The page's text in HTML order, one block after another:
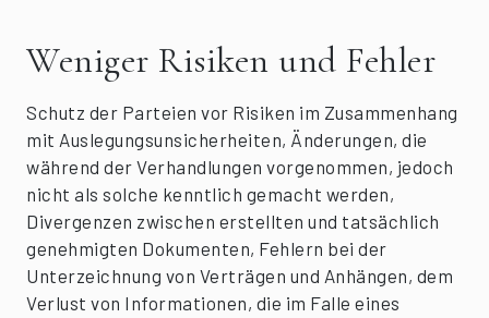
Weniger Risiken und Fehler
Schutz der Parteien vor Risiken im Zusammenhang
mit Auslegungsunsicherheiten, Änderungen, die
während der Verhandlungen vorgenommen, jedoch
nicht als solche kenntlich gemacht werden,
Divergenzen zwischen erstellten und tatsächlich
genehmigten Dokumenten, Fehlern bei der
Unterzeichnung von Verträgen und Anhängen, dem
Verlust von Informationen, die im Falle eines